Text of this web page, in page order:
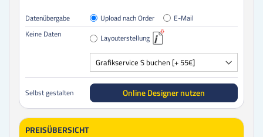
Datenübergabe Upload nach Order
E-Mail
Keine Daten
Layouterstellung
Selbst gestalten Online Designer nutzen
PREISÜBERSICHT